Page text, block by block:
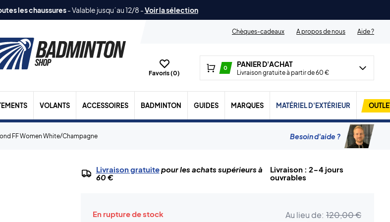
les chaussures-Valable jusqu´au 12/8 -Voir la sélection
Chèques-cadeaux
A propos de nous Aide ?
Favoris (0)
0 PANIER D'ACHAT
Livraison gratuite à partir de 60 €
VOLANTS ACCESSOIRES BADMINTON GUIDES MARQUES MATÉRIEL D'EXTÉRIEUR
FF Women White/Champagne Besoin d'aide ?
Livraison gratuitepour les achats supérieurs à
60 €
Livraison : 2-4 jours
ouvrables
En rupture de stock Au lieu de: 120,00 €